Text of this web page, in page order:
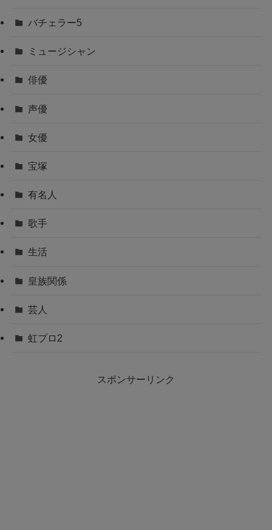
バチェラー5
ミュージシャン
俳優
声優
女優
宝塚
有名人
歌手
生活
皇族関係
芸人
虹プロ2
スポンサーリンク